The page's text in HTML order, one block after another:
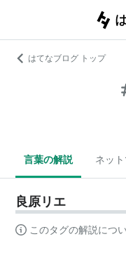
はてなブログ トップ
言葉の解説 ネッ
良原リエ
このタグの解説につ